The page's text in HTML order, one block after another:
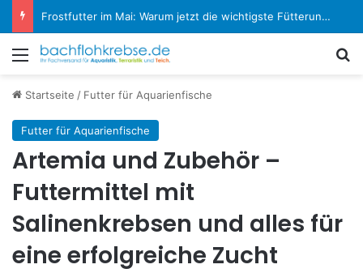
Koi-Krankheiten erkennen und behandeln: Der große Experten-Ratgeber
Menü
Startseite / Futter für Aquarienfische
Futter für Aquarienfische
Artemia und Zubehör –
Futtermittel mit
Salinenkrebsen und alles für
eine erfolgreiche Zucht